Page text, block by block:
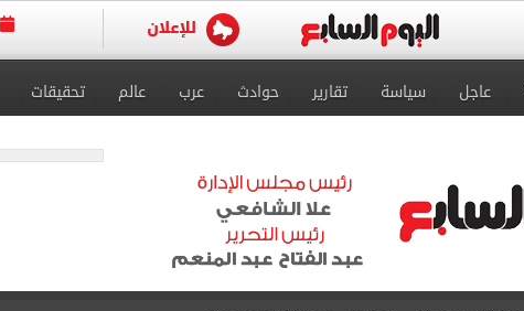
عاجل سياسة تقارير حوادث عرب عالم تحقيقات
طرابزون سبور ينفي الحجز على مستحقات محمد صلاح